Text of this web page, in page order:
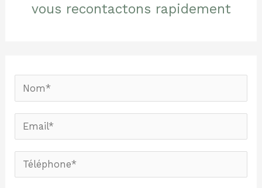
vous recontactons rapidement